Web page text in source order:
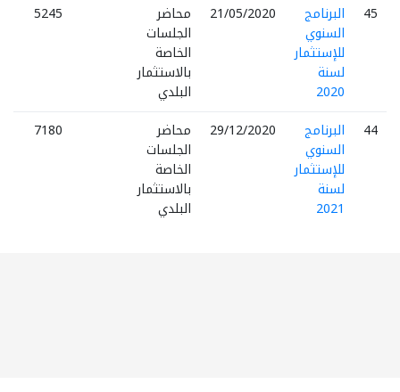
45
البرنامج
السنوي
للإستثمار
لسنة
2020
21/05/2020
محاضر
الجلسات
الخاصة
بالاستثمار
البلدي
5245
44
البرنامج
السنوي
للإستثمار
لسنة
2021
29/12/2020
محاضر
الجلسات
الخاصة
بالاستثمار
البلدي
7180